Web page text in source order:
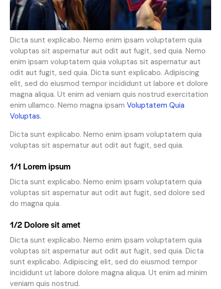
Dicta sunt explicabo. Nemo enim ipsam voluptatem quia
voluptas sit aspernatur aut odit aut fugit, sed quia. Nemo
enim ipsam voluptatem quia voluptas sit aspernatur aut
odit aut fugit, sed quia. Dicta sunt explicabo. Adipiscing
elit, sed do eiusmod tempor incididunt ut labore et dolore
magna aliqua. Ut enim ad veniam quis nostrud exercitation
enim ullamco. Nemo magna ipsam Voluptatem Quia
Voluptas.
Dicta sunt explicabo. Nemo enim ipsam voluptatem quia
voluptas sit aspernatur aut odit aut fugit, sed quia.
1/1 Lorem ipsum
Dicta sunt explicabo. Nemo enim ipsam voluptatem quia
voluptas sit aspernatur aut odit aut fugit, sed dolore sed
do magna quia.
1/2 Dolore sit amet
Dicta sunt explicabo. Nemo enim ipsam voluptatem quia
voluptas sit aspernatur aut odit aut fugit, sed quia. Dicta
sunt explicabo. Adipiscing elit, sed do eiusmod tempor
incididunt ut labore dolore magna aliqua. Ut enim ad minim
veniam quis nostrud.